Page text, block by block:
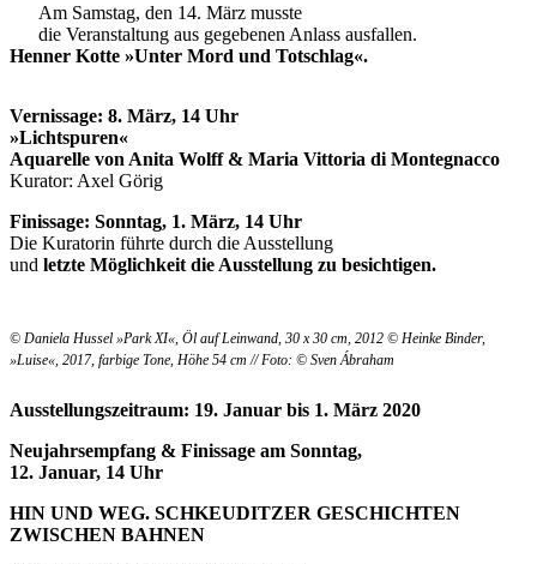
Am Samstag, den 14. März musste
die Veranstaltung aus gegebenen Anlass ausfallen.
Henner Kotte »Unter Mord und Totschlag«.
Vernissage: 8. März, 14 Uhr
»Lichtspuren«
Aquarelle von Anita Wolff & Maria Vittoria di Montegnacco
Kurator: Axel Görig
Finissage: Sonntag, 1. März, 14 Uhr
Die Kuratorin führte durch die Ausstellung
und letzte Möglichkeit die Ausstellung zu besichtigen.
© Daniela Hussel »Park XI«, Öl auf Leinwand, 30 x 30 cm, 2012 © Heinke Binder,
»Luise«, 2017, farbige Tone, Höhe 54 cm // Foto: © Sven Ábraham
Ausstellungszeitraum: 19. Januar bis 1. März 2020
Neujahrsempfang & Finissage am Sonntag,
12. Januar, 14 Uhr
HIN UND WEG. SCHKEUDITZER GESCHICHTEN
ZWISCHEN BAHNEN